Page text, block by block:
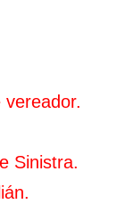
Sinistra.